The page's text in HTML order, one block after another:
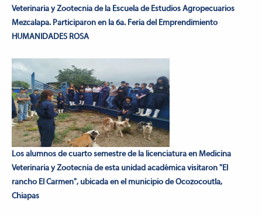
Veterinaria y Zootecnia de la Escuela de Estudios Agropecuarios
Mezcalapa. Participaron en la 6a. Feria del Emprendimiento
HUMANIDADES ROSA
Los alumnos de cuarto semestre de la licenciatura en Medicina
Veterinaria y Zootecnia de esta unidad académica visitaron "El
rancho El Carmen", ubicada en el municipio de Ocozocoutla,
Chiapas